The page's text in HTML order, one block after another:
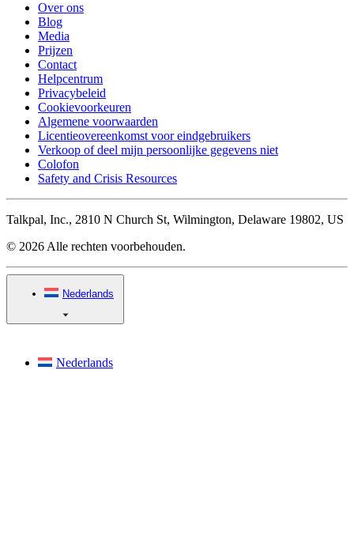
Over ons
Blog
Media
Prijzen
Contact
Helpcentrum
Privacybeleid
Cookievoorkeuren
Algemene voorwaarden
Licentieovereenkomst voor eindgebruikers
Verkoop of deel mijn persoonlijke gegevens niet
Colofon
Safety and Crisis Resources
Talkpal, Inc., 2810 N Church St, Wilmington, Delaware 19802, US
© 2026 Alle rechten voorbehouden.
Nederlands
Nederlands